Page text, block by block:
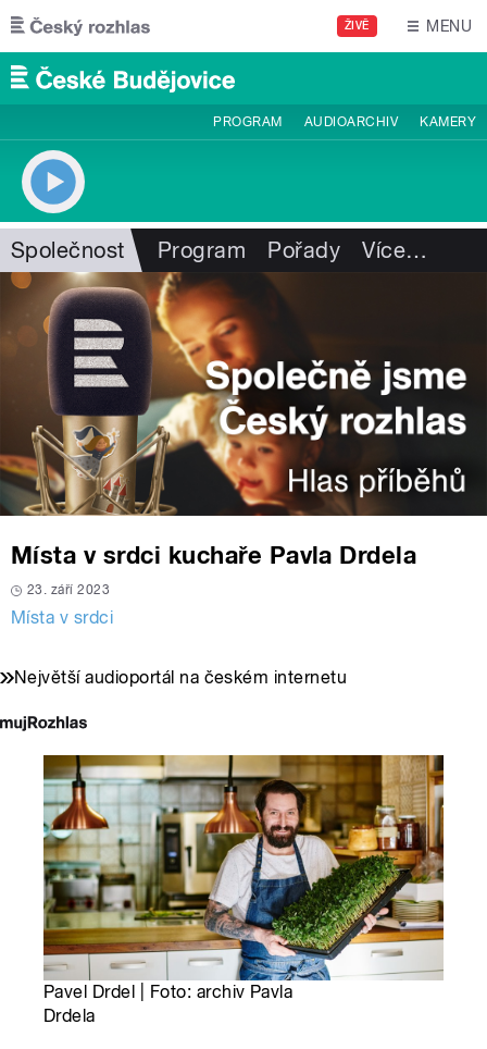
Přejít k hlavnímu obsahu
ŽIVĚ MENU
PROGRAM AUDIOARCHIV KAMERY
Společnost Program Pořady Více…
Místa v srdci kuchaře Pavla Drdela
23. září 2023
Místa v srdci
Největší audioportál na českém internetu
Pavel Drdel | Foto: archiv Pavla
Drdela